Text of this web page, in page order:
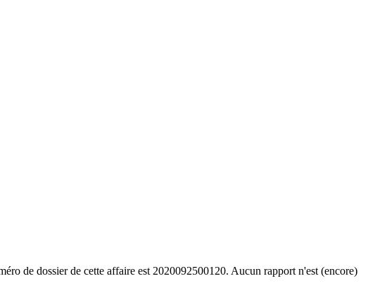
de dossier de cette affaire est 2020092500120. Aucun rapport n'est (encore)